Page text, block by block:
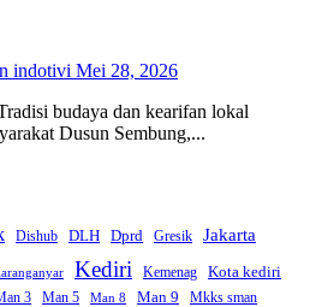
indotivi Mei 28, 2026
Dusun Sembung,...
Dishub DLH Dprd Gresik Jakarta
Kediri Kemenag Kota kediri
3 Man 5 Man 8 Man 9 Mkks sman